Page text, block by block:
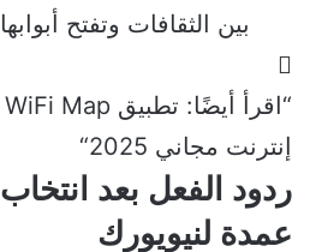
بين الثقافات وتفتح
“اقرأ أيضًا:
إنترنت مجاني 2025
“
ردود الفعل بعد
عمدة لنيويورك